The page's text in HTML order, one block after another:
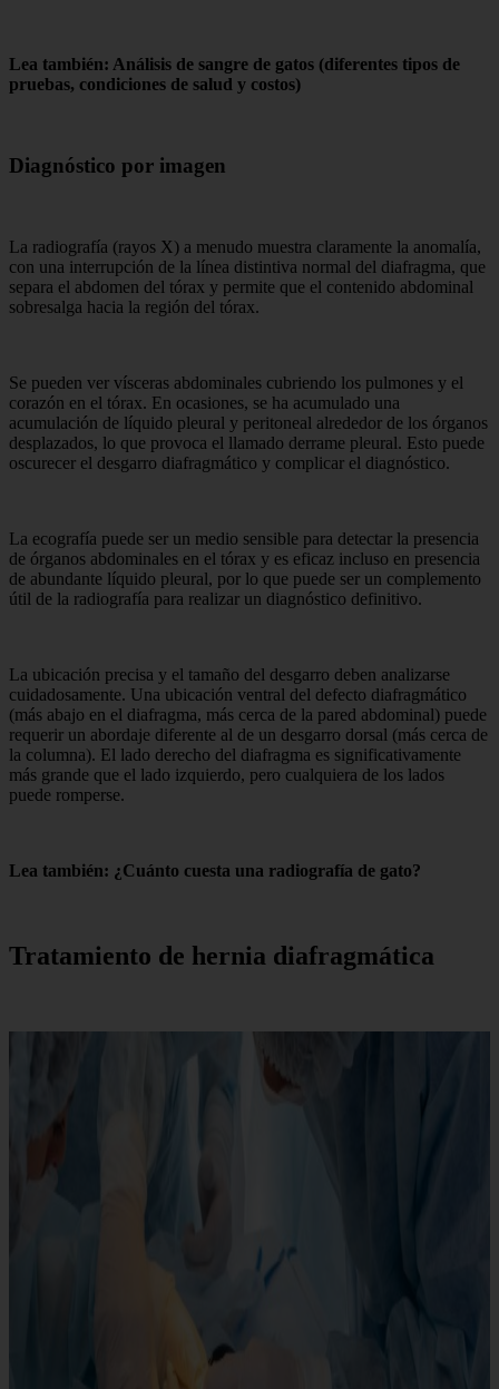
Lea también: Análisis de sangre de gatos (diferentes tipos de
pruebas, condiciones de salud y costos)
Diagnóstico por imagen
La radiografía (rayos X) a menudo muestra claramente la anomalía,
con una interrupción de la línea distintiva normal del diafragma, que
separa el abdomen del tórax y permite que el contenido abdominal
sobresalga hacia la región del tórax.
Se pueden ver vísceras abdominales cubriendo los pulmones y el
corazón en el tórax. En ocasiones, se ha acumulado una
acumulación de líquido pleural y peritoneal alrededor de los órganos
desplazados, lo que provoca el llamado derrame pleural. Esto puede
oscurecer el desgarro diafragmático y complicar el diagnóstico.
La ecografía puede ser un medio sensible para detectar la presencia
de órganos abdominales en el tórax y es eficaz incluso en presencia
de abundante líquido pleural, por lo que puede ser un complemento
útil de la radiografía para realizar un diagnóstico definitivo.
La ubicación precisa y el tamaño del desgarro deben analizarse
cuidadosamente. Una ubicación ventral del defecto diafragmático
(más abajo en el diafragma, más cerca de la pared abdominal) puede
requerir un abordaje diferente al de un desgarro dorsal (más cerca de
la columna). El lado derecho del diafragma es significativamente
más grande que el lado izquierdo, pero cualquiera de los lados
puede romperse.
Lea también: ¿Cuánto cuesta una radiografía de gato?
Tratamiento de hernia diafragmática